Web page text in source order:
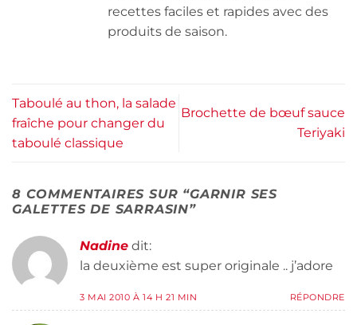
recettes faciles et rapides avec des
produits de saison.
Taboulé au thon, la salade
fraîche pour changer du
taboulé classique
Brochette de bœuf sauce
Teriyaki
8 COMMENTAIRES SUR “GARNIR SES
GALETTES DE SARRASIN”
Nadine dit:
la deuxième est super originale .. j’adore
3 MAI 2010 À 14 H 21 MIN RÉPONDRE